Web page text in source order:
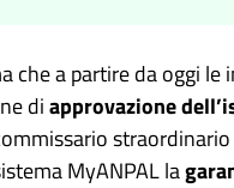
che a partire da oggi le
diapprovazione
MyANPAL la